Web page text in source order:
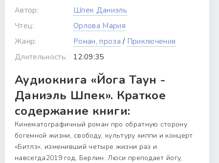
Автор:
Шпек Даниэль
Чтец:
Орлова Мария
Жанр:
Роман, проза / Приключения
Длительность:
12:09:35
Аудиокнига «Йога Таун -
Даниэль Шпек». Краткое
содержание книги:
Кинематографичный роман про обратную сторону
богемной жизни, свободу, культуру хиппи и концерт
«Битлз», изменивший четыре жизни раз и
навсегда2019 год. Берлин. Люси преподает йогу,